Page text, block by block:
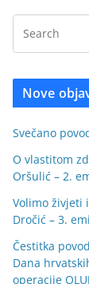
Nove
Svečano
O vlastitom
Oršulić – 2.
Volimo živjeti
Dročić – 3.
Čestitka
Dana
operacije